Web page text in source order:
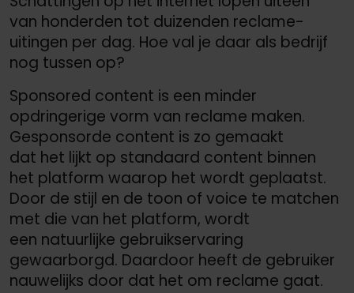
van honderden tot duizenden reclame-
uitingen per dag. Hoe val je daar als bedrijf
nog tussen op?
Sponsored content is een minder
opdringerige vorm van reclame maken.
Gesponsorde content is zo gemaakt
dat het lijkt op standaard content binnen
het platform waarop het wordt geplaatst.
Door de stijl en de toon of voice te matchen
met die van het platform, wordt
een natuurlijke gebruikservaring
gewaarborgd. Daardoor heeft de gebruiker
nauwelijks door dat het om reclame gaat.